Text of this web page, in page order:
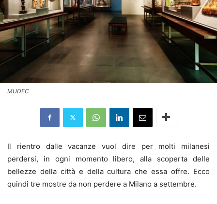
MUDEC
Il rientro dalle vacanze vuol dire per molti milanesi
perdersi, in ogni momento libero, alla scoperta delle
bellezze della città e della cultura che essa offre. Ecco
quindi tre mostre da non perdere a Milano a settembre.